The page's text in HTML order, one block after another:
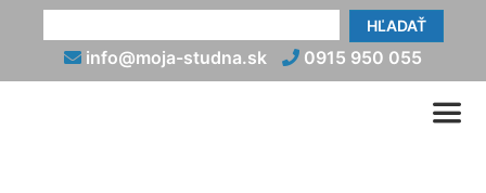
HĽADAŤ
info@moja-studna.sk 0915 950 055